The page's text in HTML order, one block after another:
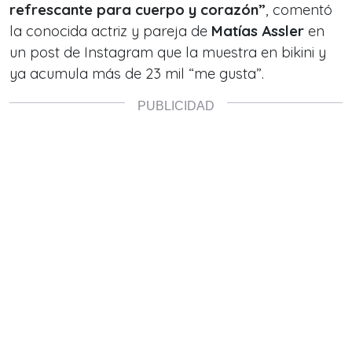
refrescante para cuerpo y corazón”, comentó
la conocida actriz y pareja de Matías Assler en
un post de Instagram que la muestra en bikini y
ya acumula más de 23 mil “me gusta”.